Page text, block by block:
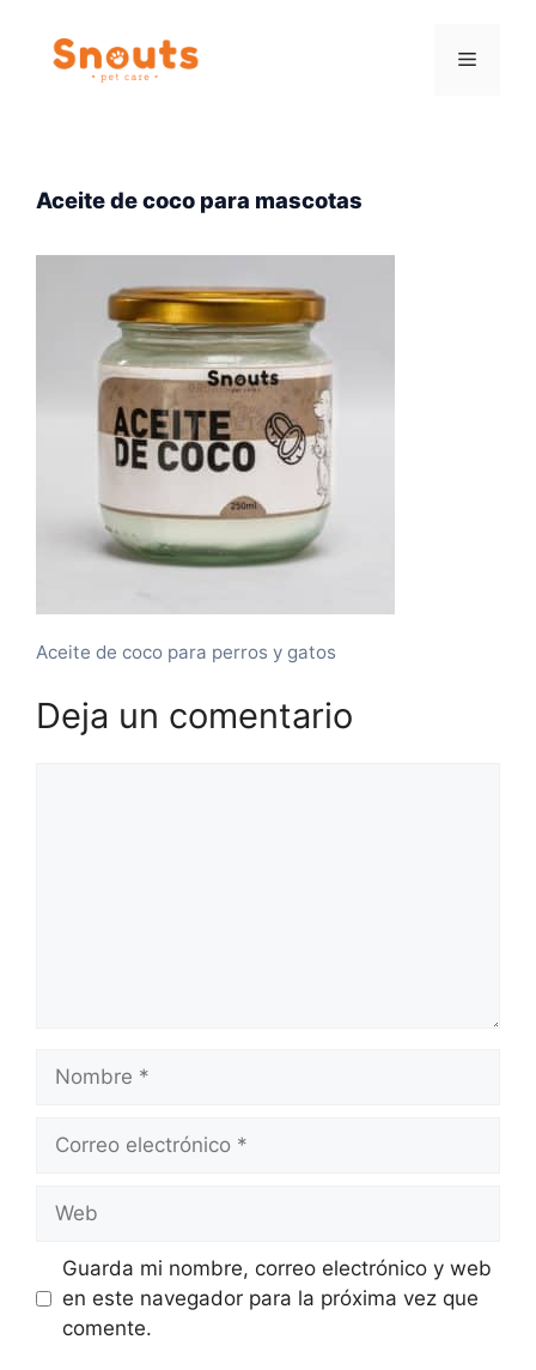
contenido
Menú
Aceite de coco para mascotas
Aceite de coco para perros y gatos
Deja un comentario
Nombre
Correo
Web
Guarda mi nombre, correo electrónico y web
en este navegador para la próxima vez que
comente.